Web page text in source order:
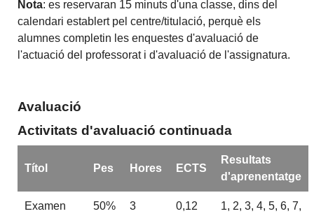
Nota: es reservaran 15 minuts d'una classe, dins del
calendari establert pel centre/titulació, perquè els
alumnes completin les enquestes d'avaluació de
l'actuació del professorat i d'avaluació de l'assignatura.
Avaluació
Activitats d'avaluació continuada
Títol Pes Hores ECTS
Resultats
d'aprenentatge
Examen
50% 3 0,12
1, 2, 3, 4, 5, 6, 7,